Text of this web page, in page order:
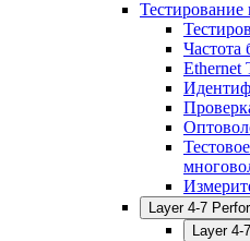
Ethernet
Layer 4-7
Layer 4-